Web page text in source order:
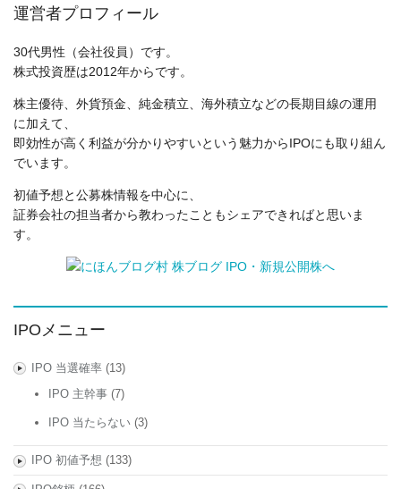
運営者プロフィール
30代男性（会社役員）です。
株式投資歴は2012年からです。
株主優待、外貨預金、純金積立、海外積立などの長期目線の運用
に加えて、
即効性が高く利益が分かりやすいという魅力からIPOにも取り組ん
でいます。
初値予想と公募株情報を中心に、
証券会社の担当者から教わったこともシェアできればと思いま
す。
IPOメニュー
IPO 当選確率(13)
IPO 主幹事 (7)
IPO 当たらない (3)
IPO 初値予想 (133)